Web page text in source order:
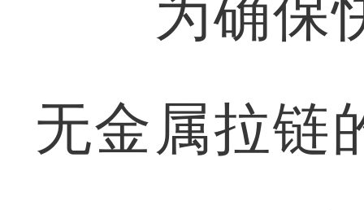
为确保快
无金属拉链